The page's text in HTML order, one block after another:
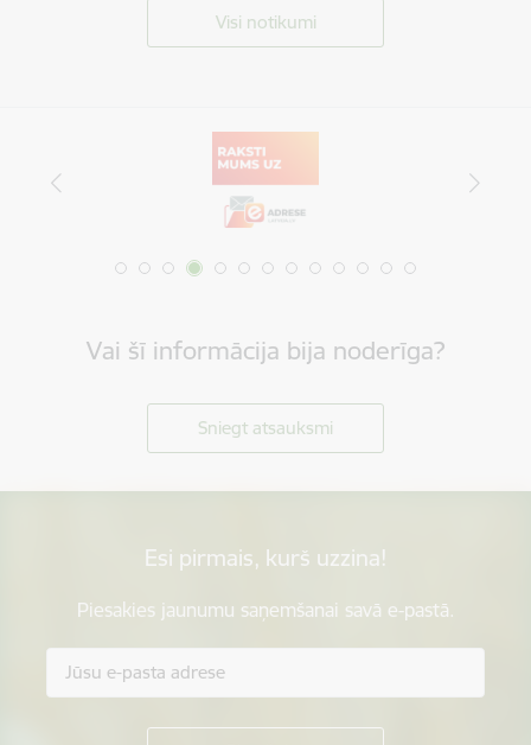
Visi notikumi
Vai šī informācija bija noderīga?
Sniegt atsauksmi
Esi pirmais, kurš uzzina!
Piesakies jaunumu saņemšanai savā e-pastā.